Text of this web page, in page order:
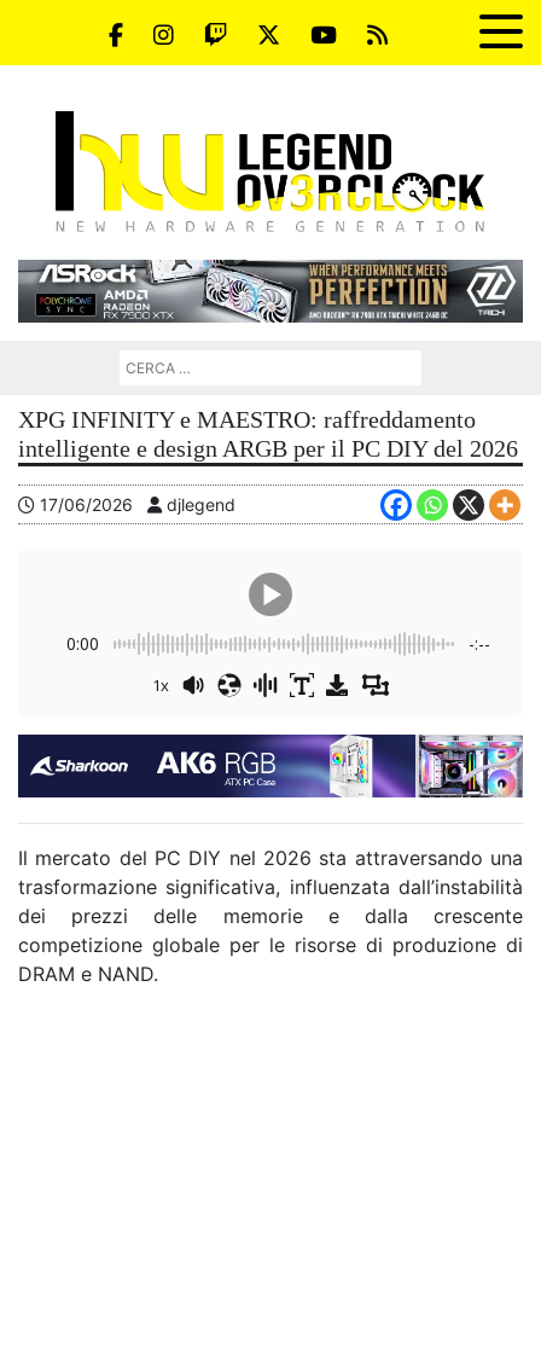
XPG INFINITY e MAESTRO: raffreddamento
intelligente e design ARGB per il PC DIY del 2026
17/06/2026 djlegend
0:00 -:--
1x
Il mercato del PC DIY nel 2026 sta attraversando una
trasformazione significativa, influenzata dall’instabilità
dei prezzi delle memorie e dalla crescente
competizione globale per le risorse di produzione di
DRAM e NAND.